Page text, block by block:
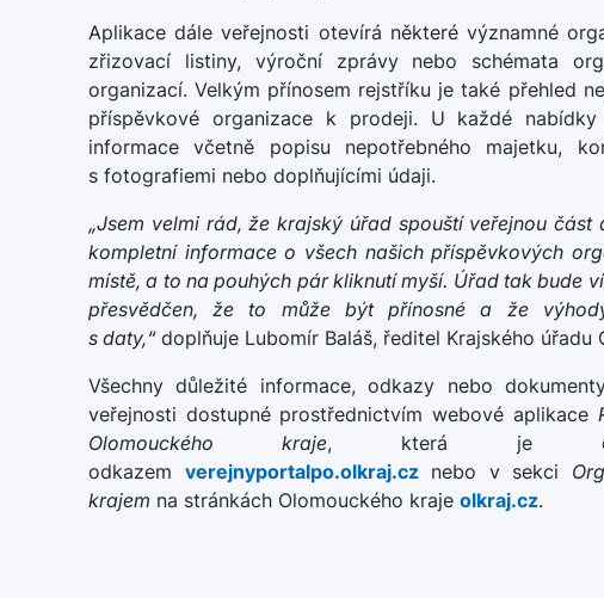
Aplikace dále veřejnosti otevírá některé významné
zřizovací listiny, výroční zprávy nebo schémata
organizací. Velkým přínosem rejstříku je také přehled
příspěvkové organizace k prodeji. U každé
informace včetně popisu nepotřebného majetku,
s fotografiemi nebo doplňujícími údaji.
„Jsem velmi rád, že krajský úřad spouští veřejnou
kompletní informace o všech našich příspěvkových
místě, a to na pouhých pár kliknutí myší. Úřad tak bude
přesvědčen, že to může být přínosné a že
s daty,“doplňuje Lubomír Baláš, ředitel Krajského úřadu
Všechny důležité informace, odkazy nebo
veřejnosti dostupné prostřednictvím webové aplikace
Olomouckého kraje, která je
odkazem verejnyportalpo.olkraj.cznebo v sekci
krajem na stránkách Olomouckého kraje olkraj.cz.